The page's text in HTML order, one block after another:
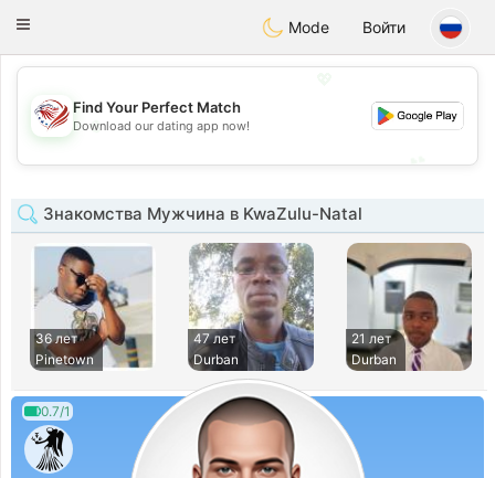
Dating
Toggle
Mode Войти
💖
💕
Find Your Perfect Match
Download our dating app now!
Знакомства Мужчина в KwaZulu-Natal
36 лет
Pinetown
47 лет
Durban
21 лет
Durban
0.7/1